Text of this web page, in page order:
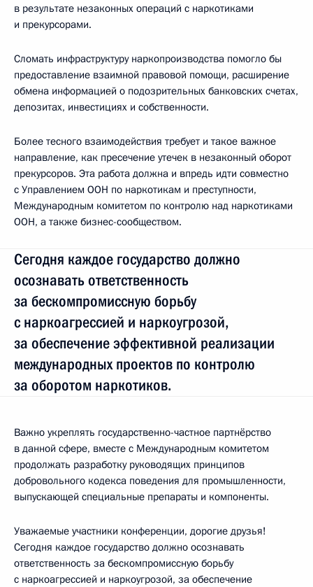
в результате незаконных операций с наркотиками
и прекурсорами.
Сломать инфраструктуру наркопроизводства помогло бы
предоставление взаимной правовой помощи, расширение
обмена информацией о подозрительных банковских счетах,
депозитах, инвестициях и собственности.
Более тесного взаимодействия требует и такое важное
направление, как пресечение утечек в незаконный оборот
прекурсоров. Эта работа должна и впредь идти совместно
с Управлением ООН по наркотикам и преступности,
Международным комитетом по контролю над наркотиками
ООН, а также бизнес-сообществом.
Сегодня каждое государство должно
осознавать ответственность
за бескомпромиссную борьбу
с наркоагрессией и наркоугрозой,
за обеспечение эффективной реализации
международных проектов по контролю
за оборотом наркотиков.
Важно укреплять государственно-частное партнёрство
в данной сфере, вместе с Международным комитетом
продолжать разработку руководящих принципов
добровольного кодекса поведения для промышленности,
выпускающей специальные препараты и компоненты.
Уважаемые участники конференции, дорогие друзья!
Сегодня каждое государство должно осознавать
ответственность за бескомпромиссную борьбу
с наркоагрессией и наркоугрозой, за обеспечение